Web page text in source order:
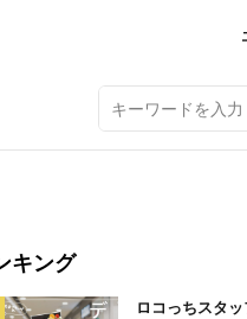
キング
ロコっちスタッ